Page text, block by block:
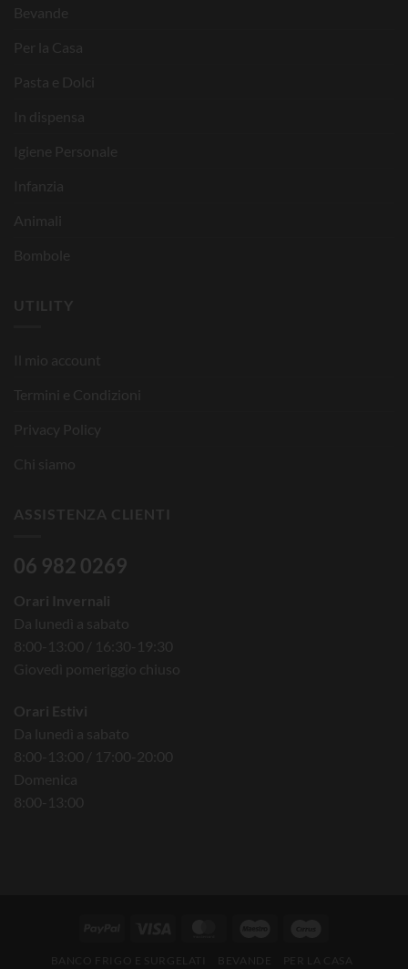
Bevande
Per la Casa
Pasta e Dolci
In dispensa
Igiene Personale
Infanzia
Animali
Bombole
UTILITY
Il mio account
Termini e Condizioni
Privacy Policy
Chi siamo
ASSISTENZA CLIENTI
06 982 0269
Orari Invernali
Da lunedì a sabato
8:00-13:00 / 16:30-19:30
Giovedì pomeriggio chiuso
Orari Estivi
Da lunedì a sabato
8:00-13:00 / 17:00-20:00
Domenica
8:00-13:00